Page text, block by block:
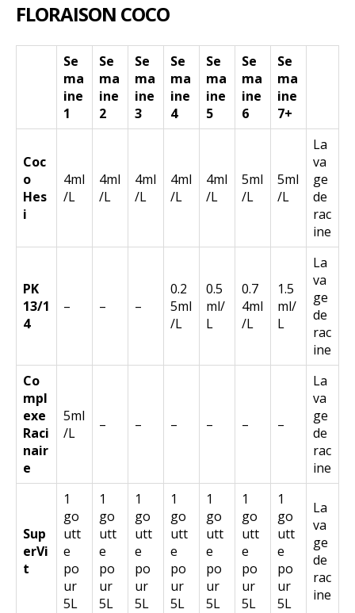
FLORAISON COCO
Se
ma
ine
1
Se
ma
ine
2
Se
ma
ine
3
Se
ma
ine
4
Se
ma
ine
5
Se
ma
ine
6
Se
ma
ine
7+
Coc
o
Hes
i
4ml
/L
4ml
/L
4ml
/L
4ml
/L
4ml
/L
5ml
/L
5ml
/L
La
va
ge
de
rac
ine
PK
13/1
4
– – –
0.2
5ml
/L
0.5
ml/
L
0.7
4ml
/L
1.5
ml/
L
La
va
ge
de
rac
ine
Co
mpl
exe
Raci
nair
e
5ml
/L
– – – – – –
La
va
ge
de
rac
ine
Sup
erVi
t
1
go
utt
e
po
ur
5L
1
go
utt
e
po
ur
5L
1
go
utt
e
po
ur
5L
1
go
utt
e
po
ur
5L
1
go
utt
e
po
ur
5L
1
go
utt
e
po
ur
5L
1
go
utt
e
po
ur
5L
La
va
ge
de
rac
ine